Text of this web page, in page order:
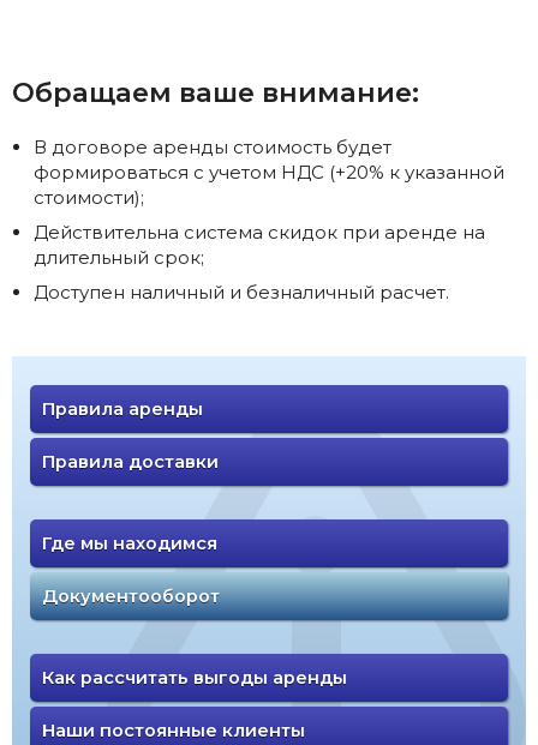
Обращаем ваше внимание:
В договоре аренды стоимость будет
формироваться с учетом НДС (+20% к указанной
стоимости);
Действительна система скидок при аренде на
длительный срок;
Доступен наличный и безналичный расчет.
Правила аренды
Правила доставки
Где мы находимся
Документооборот
Как рассчитать выгоды аренды
Наши постоянные клиенты